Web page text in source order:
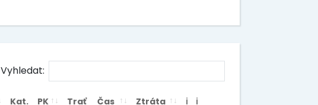
Vyhledat:
Kat. PK Trať Čas Ztráta ℹ
ℹ